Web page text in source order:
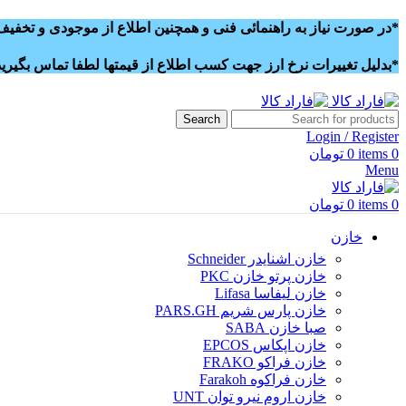
*در صورت نیاز به راهنمائی فنی و همچنین اطلاع از موجودی و تخفیف
*بدلیل تغییرات نرخ ارز جهت کسب اطلاع از قیمتها لطفا تماس
Search
Login / Register
0
items
0 تومان
Menu
0
items
0 تومان
خازن
خازن اشنایدر Schneider
خازن پرتو خازن PKC
خازن لیفاسا Lifasa
خازن پارس شریم PARS.GH
صبا خازن SABA
خازن اپکاس EPCOS
خازن فراکو FRAKO
خازن فراکوه Farakoh
خازن اروم نیرو توان UNT